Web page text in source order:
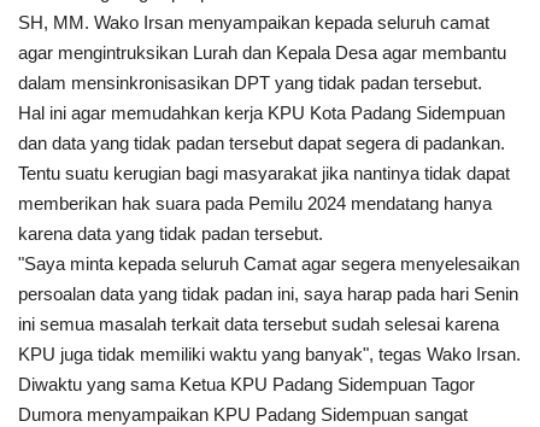
SH, MM. Wako Irsan menyampaikan kepada seluruh camat
agar mengintruksikan Lurah dan Kepala Desa agar membantu
dalam mensinkronisasikan DPT yang tidak padan tersebut.
Hal ini agar memudahkan kerja KPU Kota Padang Sidempuan
dan data yang tidak padan tersebut dapat segera di padankan.
Tentu suatu kerugian bagi masyarakat jika nantinya tidak dapat
memberikan hak suara pada Pemilu 2024 mendatang hanya
karena data yang tidak padan tersebut.
"Saya minta kepada seluruh Camat agar segera menyelesaikan
persoalan data yang tidak padan ini, saya harap pada hari Senin
ini semua masalah terkait data tersebut sudah selesai karena
KPU juga tidak memiliki waktu yang banyak", tegas Wako Irsan.
Diwaktu yang sama Ketua KPU Padang Sidempuan Tagor
Dumora menyampaikan KPU Padang Sidempuan sangat